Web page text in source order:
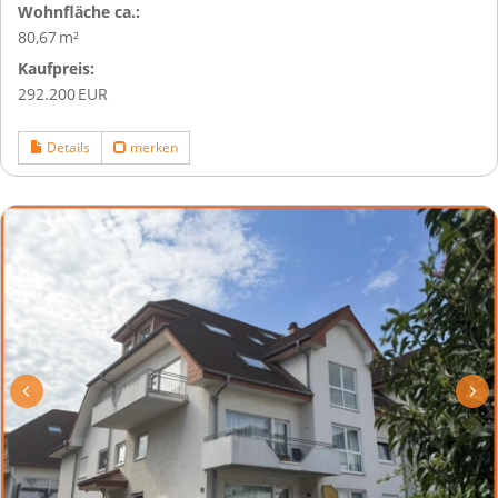
Wohnfläche ca.:
80,67 m²
Kaufpreis:
292.200 EUR
Details merken